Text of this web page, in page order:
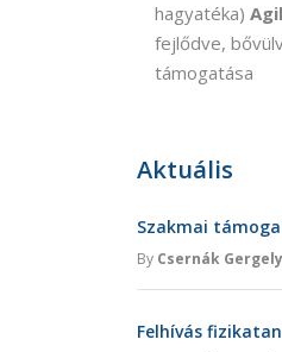
hagyatéka)
fejlődve,
támogatása
Aktuális
Szakmai
By Csernák Gergely
Felhívás